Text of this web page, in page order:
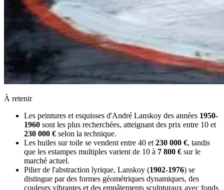
À retenir
Les peintures et esquisses d'André Lanskoy des années 1950-
1960 sont les plus recherchées, atteignant des prix entre 10 et
230 000 € selon la technique.
Les huiles sur toile se vendent entre 40 et 230 000 €, tandis
que les estampes multiples varient de 10 à 7 800 € sur le
marché actuel.
Pilier de l'abstraction lyrique, Lanskoy (1902-1976) se
distingue par des formes géométriques dynamiques, des
couleurs vibrantes et des empâtements sculpturaux avec fonds